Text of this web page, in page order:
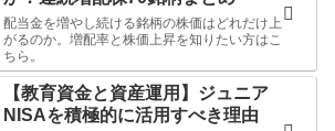
配当金を増やし続ける銘柄の株価はどれだけ上
がるのか。増配率と株価上昇を知りたい方はこ
ちら。
【教育資金と資産運用】ジュニア
NISAを積極的に活用すべき理由